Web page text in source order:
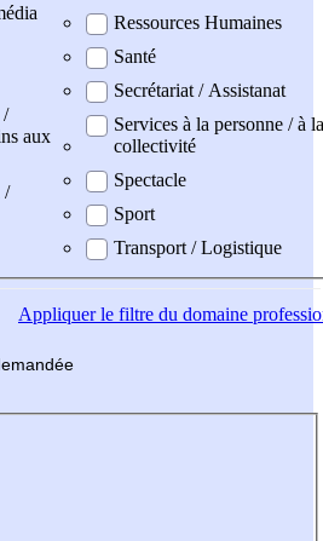
/
aux
/
Ressources Humaines
Santé
Secrétariat / Assistanat
Services à la personne / à la
collectivité
Spectacle
Sport
Transport / Logistique
Appliquerle filtre du domaine